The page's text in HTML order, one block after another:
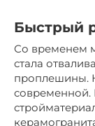
Быстрый
Со временем
стала
проплешины.